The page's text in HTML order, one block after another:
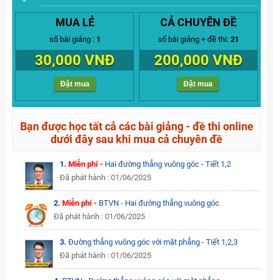
MUA LẺ
số bài giảng : 1
30,000 VNĐ
Đặt mua
CẢ CHUYÊN ĐỀ
số bài giảng + đề thi: 21
200,000 VNĐ
Đặt mua
Bạn được học tất cả các bài giảng - đề thi online
dưới đây sau khi mua cả chuyên đề
1. Miễn phí - Hai đường thẳng vuông góc - Tiết 1,2
Đã phát hành : 01/06/2025
2.Miễn phí - BTVN - Hai đường thẳng vuông góc
Đã phát hành : 01/06/2025
3. Đường thẳng vuông góc với mặt phẳng - Tiết 1,2,3
Đã phát hành : 01/06/2025